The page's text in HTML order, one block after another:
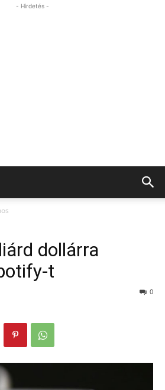
- Hirdetés -
dollárra
t
0